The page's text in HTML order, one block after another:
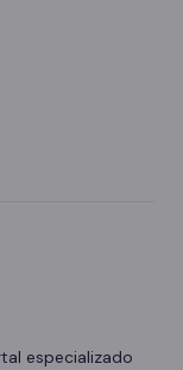
especializado